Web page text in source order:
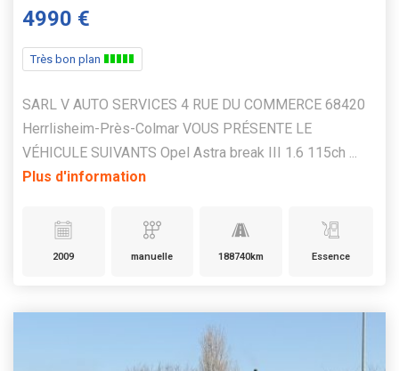
4990 €
Très bon plan
SARL V AUTO SERVICES 4 RUE DU COMMERCE 68420
Herrlisheim-Près-Colmar VOUS PRÉSENTE LE
VÉHICULE SUIVANTS Opel Astra break III 1.6 115ch ...
Plus d'information
2009 manuelle 188740km Essence